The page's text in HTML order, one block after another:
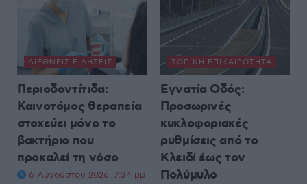
ΔΙΕΘΝΕΊΣ ΕΙΔΉΣΕΙΣ
Περιοδοντίτιδα:
Καινοτόμος θεραπεία
στοχεύει μόνο το
βακτήριο που
προκαλεί τη νόσο
6 Αυγούστου 2026, 7:34 μμ
ΤΟΠΙΚΉ ΕΠΙΚΑΙΡΌΤΗΤΑ
Εγνατία Οδός:
Προσωρινές
κυκλοφοριακές
ρυθμίσεις από το
Κλειδί έως τον
Πολύμυλο